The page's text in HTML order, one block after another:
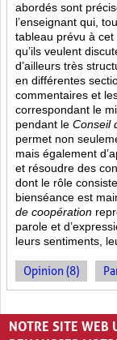
abordés sont
l’enseignant qui,
tableau prévu à cet
qu’ils veulent
d’ailleurs très
en différentes
commentaires et
correspondant le
pendant le Conseil
permet non
mais également
et résoudre des
dont le rôle
bienséance est
de coopération
parole et
leurs sentiments,
Opinion (8)
PAGES
« ‹ 1 2 3
NOTRE SITE WEB